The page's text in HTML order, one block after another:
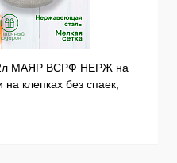
МАЯР ВСРФ НЕРЖ на
клепках без спаек,